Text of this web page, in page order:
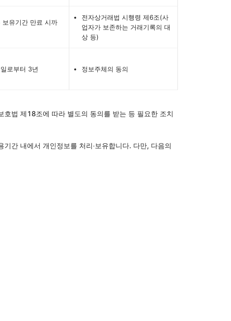
보유기간 만료 시까
전자상거래법 시행령 제6조(사
업자가 보존하는 거래기록의 대
상 등)
로부터 3년 정보주체의 동의
법 제18조에 따라 별도의 동의를 받는 등 필요한 조치
간 내에서 개인정보를 처리∙보유합니다. 다만, 다음의